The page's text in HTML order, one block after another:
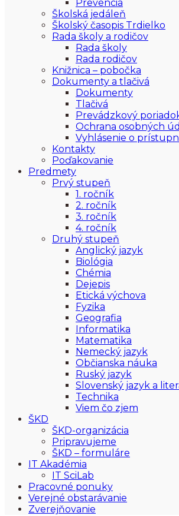
Prevencia
Školská jedáleň
Školský časopis Trdielko
Rada školy a rodičov
Rada školy
Rada rodičov
Knižnica – pobočka
Dokumenty a tlačivá
Dokumenty
Tlačivá
Prevádzkový
Ochrana osobných
Vyhlásenie o
Kontakty
Poďakovanie
Predmety
Prvý stupeň
1. ročník
2. ročník
3. ročník
4. ročník
Druhý stupeň
Anglický jazyk
Biológia
Chémia
Dejepis
Etická výchova
Fyzika
Geografia
Informatika
Matematika
Nemecký jazyk
Občianska náuka
Ruský jazyk
Slovenský jazyk a
Technika
Viem čo zjem
ŠKD
ŠKD-organizácia
Pripravujeme
ŠKD – formuláre
IT Akadémia
IT SciLab
Pracovné ponuky
Verejné obstarávanie
Zverejňovanie